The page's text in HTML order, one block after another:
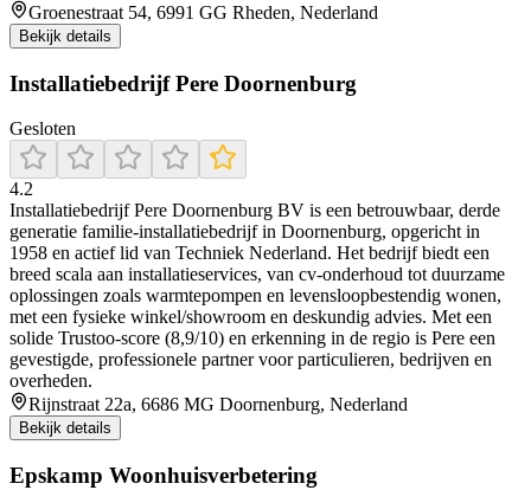
Groenestraat 54, 6991 GG Rheden, Nederland
Bekijk details
Installatiebedrijf Pere Doornenburg
Gesloten
4.2
Installatiebedrijf Pere Doornenburg BV is een betrouwbaar, derde
generatie familie-installatiebedrijf in Doornenburg, opgericht in
1958 en actief lid van Techniek Nederland. Het bedrijf biedt een
breed scala aan installatieservices, van cv-onderhoud tot duurzame
oplossingen zoals warmtepompen en levensloopbestendig wonen,
met een fysieke winkel/showroom en deskundig advies. Met een
solide Trustoo-score (8,9/10) en erkenning in de regio is Pere een
gevestigde, professionele partner voor particulieren, bedrijven en
overheden.
Rijnstraat 22a, 6686 MG Doornenburg, Nederland
Bekijk details
Epskamp Woonhuisverbetering